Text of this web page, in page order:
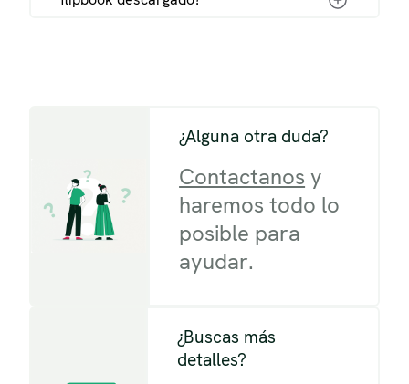
¿Alguna otra duda?
Contactanos y
haremos todo lo
posible para
ayudar.
¿Buscas más
detalles?